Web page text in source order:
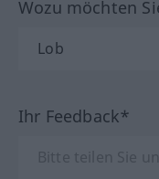
Wozu möchten
Ihr Feedback*